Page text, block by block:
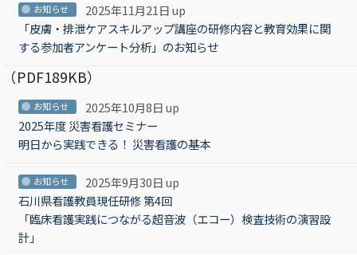
2025年11月21日 up
お知らせ
「皮膚・排泄ケアスキルアップ講座の研修内容と教育効果に関
する参加者アンケート分析」のお知らせ
（PDF189KB）
2025年10月8日 up
お知らせ
2025年度 災害看護セミナー
明日から実践できる！ 災害看護の基本
2025年9月30日 up
お知らせ
石川県看護教員現任研修 第4回
「臨床看護実践につながる超音波（エコー）検査技術の演習設
計」